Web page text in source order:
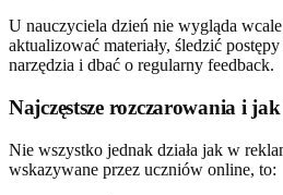
U nauczyciela dzień nie wygląda
aktualizować materiały, śledzić
narzędzia i dbać o regularny feedback.
Najczęstsze rozczarowania i
Nie wszystko jednak działa jak w
wskazywane przez uczniów online, to: